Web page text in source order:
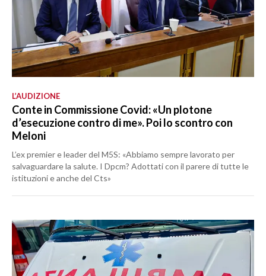
L’AUDIZIONE
Conte in Commissione Covid: «Un plotone
d’esecuzione contro di me». Poi lo scontro con
Meloni
L’ex premier e leader del M5S: «Abbiamo sempre lavorato per
salvaguardare la salute. I Dpcm? Adottati con il parere di tutte le
istituzioni e anche del Cts»